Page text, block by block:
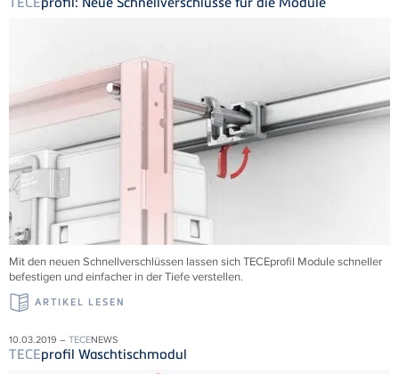
Mit den neuen Schnellverschlüssen lassen sich TECEprofil Module schneller
befestigen und einfacher in der Tiefe verstellen.
ARTIKEL LESEN
10.03.2019 – TECENEWS
TECEprofil Waschtischmodul